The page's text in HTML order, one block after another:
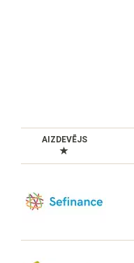
AIZDEVĒJS